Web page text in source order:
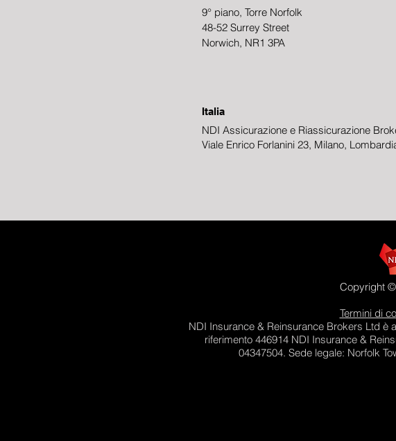
9° piano, Torre Norfolk
48-52 Surrey Street
Norwich, NR1 3PA
Italia
NDI Assicurazione e Riassicurazione
Viale Enrico Forlanini 23, Milano,
Copyright
Termini di
NDI Insurance & Reinsurance Brokers Ltd è
riferimento 446914 NDI Insurance &
04347504. Sede legale: Norfolk